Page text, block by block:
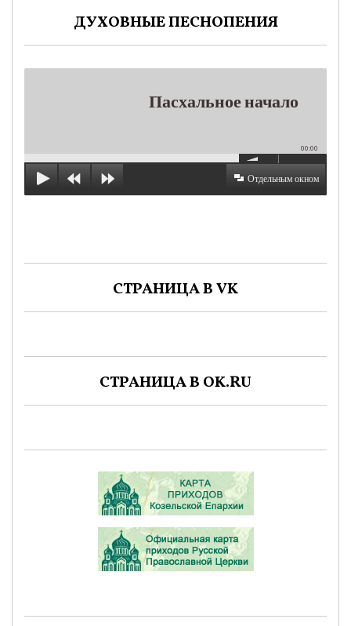
ДУХОВНЫЕ ПЕСНОПЕНИЯ
Пасхальное начало
00:00
Отдельным окном
СТРАНИЦА В VK
СТРАНИЦА В OK.RU